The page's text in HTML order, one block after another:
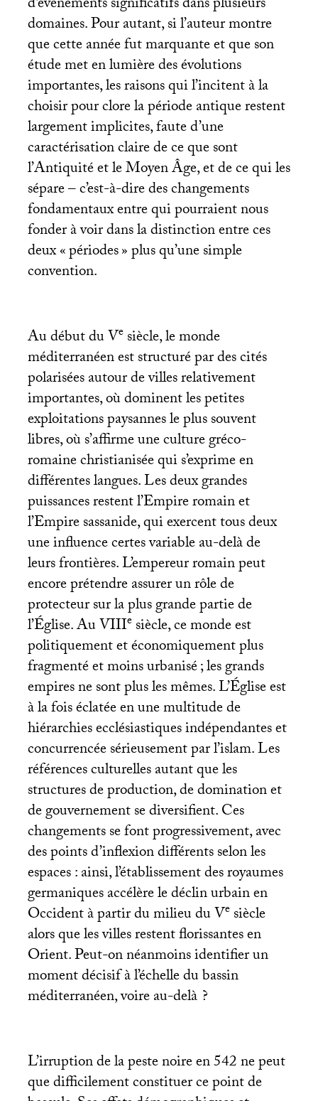
d’événements significatifs dans plusieurs
domaines. Pour autant, si l’auteur montre
que cette année fut marquante et que son
étude met en lumière des évolutions
importantes, les raisons qui l’incitent à la
choisir pour clore la période antique restent
largement implicites, faute d’une
caractérisation claire de ce que sont
l’Antiquité et le Moyen Âge, et de ce qui les
sépare – c’est-à-dire des changements
fondamentaux entre qui pourraient nous
fonder à voir dans la distinction entre ces
deux «périodes» plus qu’une simple
convention.
Au début du Vesiècle, le monde
méditerranéen est structuré par des cités
polarisées autour de villes relativement
importantes, où dominent les petites
exploitations paysannes le plus souvent
libres, où s’affirme une culture gréco-
romaine christianisée qui s’exprime en
différentes langues. Les deux grandes
puissances restent l’Empire romain et
l’Empire sassanide, qui exercent tous deux
une influence certes variable au-delà de
leurs frontières. L’empereur romain peut
encore prétendre assurer un rôle de
protecteur sur la plus grande partie de
l’Église. AuVIIIesiècle, ce monde est
politiquement et économiquement plus
fragmenté et moins urbanisé; les grands
empires ne sont plus les mêmes. L’Église est
à la fois éclatée en une multitude de
hiérarchies ecclésiastiques indépendantes et
concurrencée sérieusement par l’islam. Les
références culturelles autant que les
structures de production, de domination et
de gouvernement se diversifient. Ces
changements se font progressivement, avec
des points d’inflexion différents selon les
espaces : ainsi, l’établissement des royaumes
germaniques accélère le déclin urbain en
Occident à partir du milieu du Vesiècle
alors que les villes restent florissantes en
Orient. Peut-on néanmoins identifier un
moment décisif à l’échelle du bassin
méditerranéen, voire au-delà ?
L’irruption de la peste noire en 542 ne peut
que difficilement constituer ce point de